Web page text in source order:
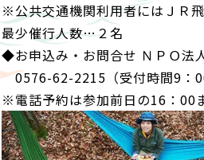
※公共交通機関利用者にはＪＲ
最少催行人数…２名
◆お申込み・お問合せ ＮＰＯ法
0576-62-2215（受付時間9：
※電話予約は参加前日の16：00